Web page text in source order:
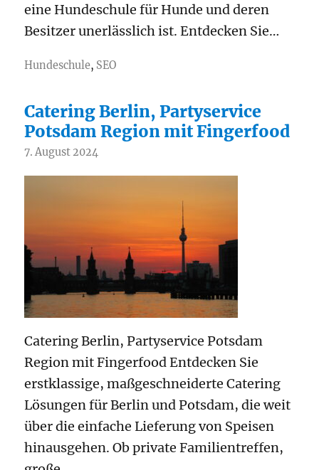
eine Hundeschule für Hunde und deren
Besitzer unerlässlich ist. Entdecken Sie…
Hundeschule, SEO
Catering Berlin, Partyservice
Potsdam Region mit Fingerfood
7. August 2024
Catering Berlin, Partyservice Potsdam
Region mit Fingerfood Entdecken Sie
erstklassige, maßgeschneiderte Catering
Lösungen für Berlin und Potsdam, die weit
über die einfache Lieferung von Speisen
hinausgehen. Ob private Familientreffen,